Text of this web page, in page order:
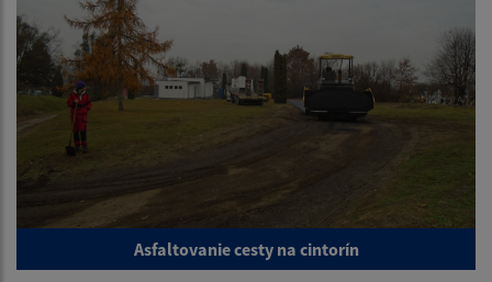
Asfaltovanie cesty na cintorín